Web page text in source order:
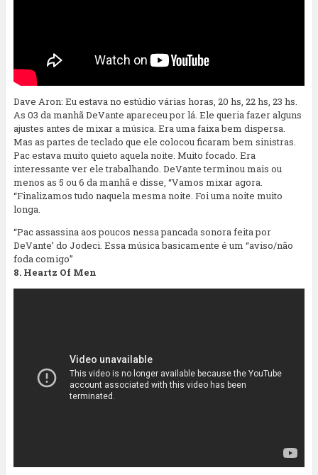
Dave Aron: Eu estava no estúdio várias horas, 20 hs, 22 hs, 23 hs.
As 03 da manhã DeVante apareceu por lá. Ele queria fazer alguns
ajustes antes de mixar a música. Era uma faixa bem dispersa.
Mas as partes de teclado que ele colocou ficaram bem sinistras.
Pac estava muito quieto aquela noite. Muito focado. Era
interessante ver ele trabalhando. DeVante terminou mais ou
menos as 5 ou 6 da manhã e disse, “Vamos mixar agora.
“Finalizamos tudo naquela mesma noite. Foi uma noite muito
longa.
“Pac assassina aos poucos nessa pancada sonora feita por
DeVante’ do Jodeci. Essa música basicamente é um “aviso/não
foda comigo”
8. Heartz Of Men